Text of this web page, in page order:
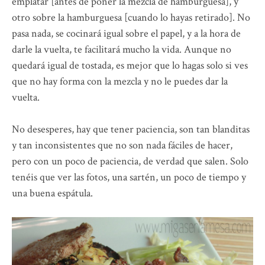
otro sobre la hamburguesa [cuando lo hayas retirado]. No
pasa nada, se cocinará igual sobre el papel, y a la hora de
darle la vuelta, te facilitará mucho la vida. Aunque no
quedará igual de tostada, es mejor que lo hagas solo si ves
que no hay forma con la mezcla y no le puedes dar la
vuelta.
No desesperes, hay que tener paciencia, son tan blanditas
y tan inconsistentes que no son nada fáciles de hacer,
pero con un poco de paciencia, de verdad que salen. Solo
tenéis que ver las fotos, una sartén, un poco de tiempo y
una buena espátula.